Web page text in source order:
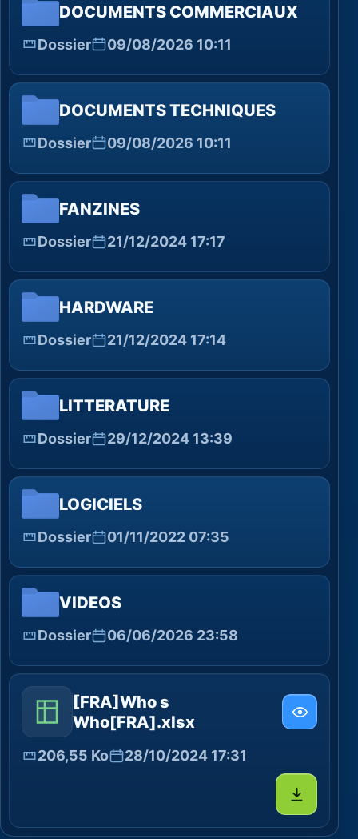
DOCUMENTS COMMERCIAUX
Dossier 09/08/2026 10:11
DOCUMENTS TECHNIQUES
Dossier 09/08/2026 10:11
FANZINES
Dossier 21/12/2024 17:17
HARDWARE
Dossier 21/12/2024 17:14
LITTERATURE
Dossier 29/12/2024 13:39
LOGICIELS
Dossier 01/11/2022 07:35
VIDEOS
Dossier 06/06/2026 23:58
[FRA]Who s
Who[FRA].xlsx
206,55 Ko 28/10/2024 17:31